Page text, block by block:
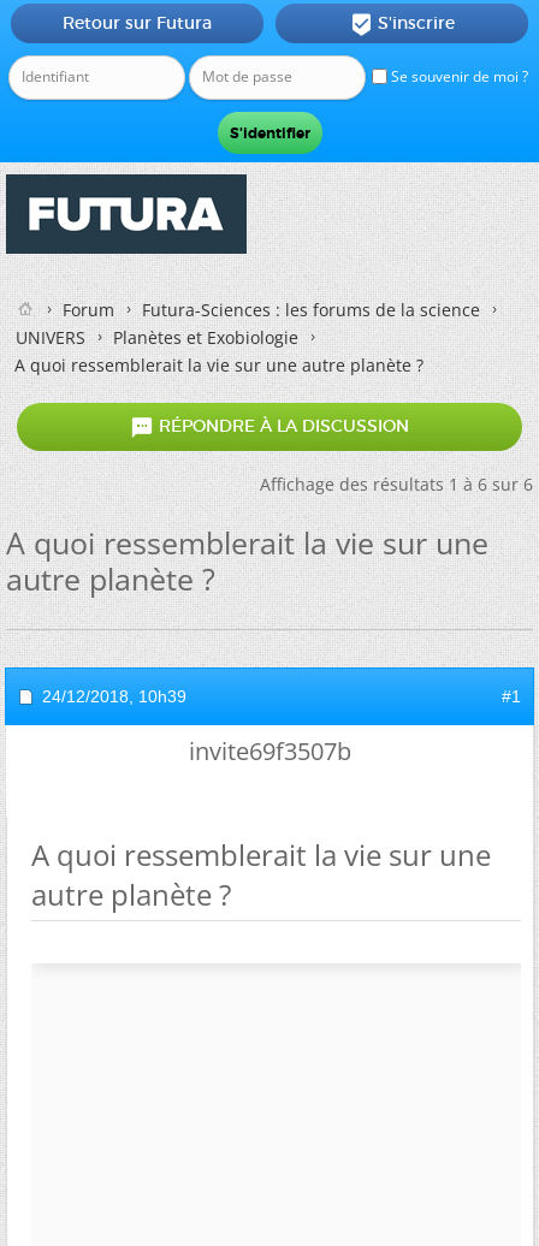
Se souvenir de moi ?
Retour sur Futura  S'inscrire
Forum
Futura-Sciences : les forums de la science
UNIVERS
Planètes et Exobiologie
A quoi ressemblerait la vie sur une autre planète ?
 RÉPONDRE À LA DISCUSSION
Affichage des résultats 1 à 6 sur 6
A quoi ressemblerait la vie sur une
autre planète ?
24/12/2018, 10h39 #1
invite69f3507b
A quoi ressemblerait la vie sur une
autre planète ?